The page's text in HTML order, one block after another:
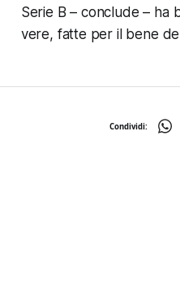
Serie B – conclude – ha
vere, fatte per il bene
Condividi: